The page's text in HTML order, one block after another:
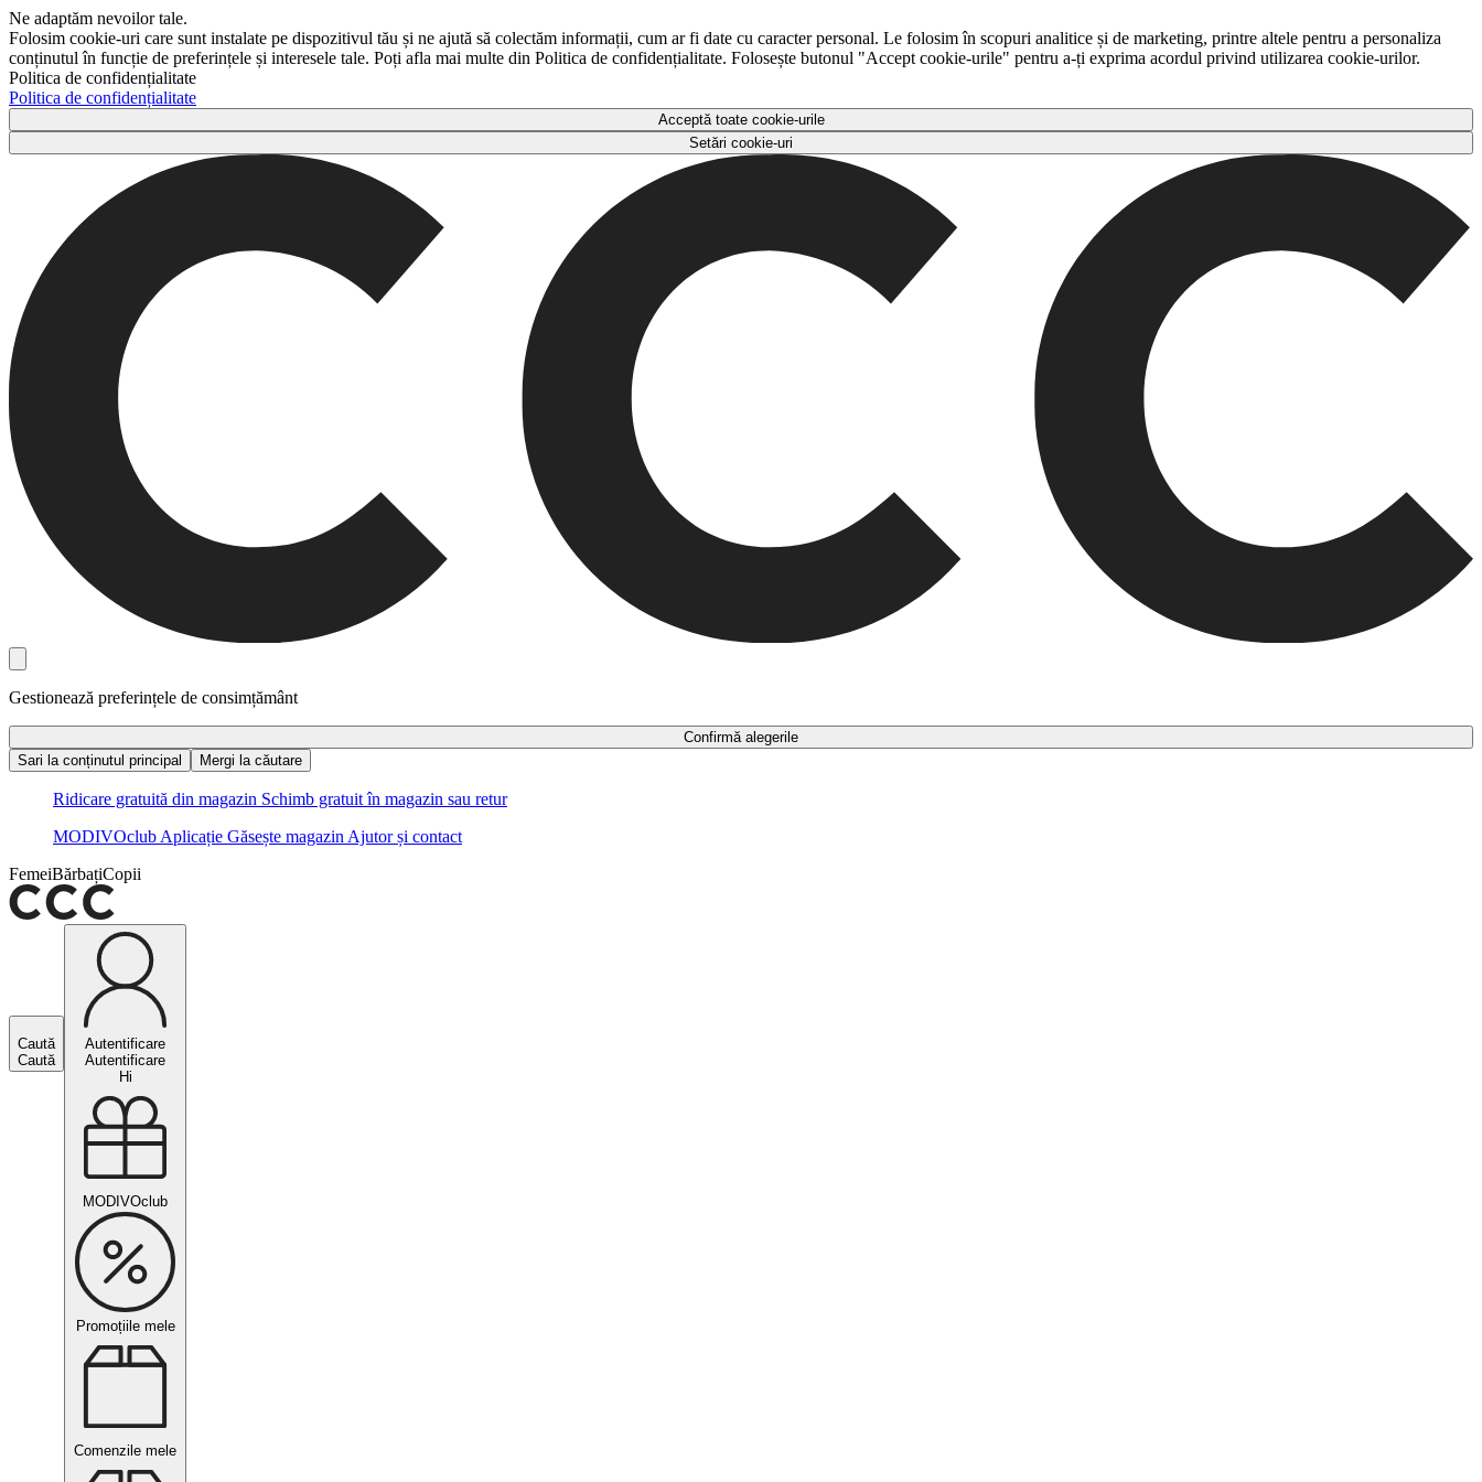
Ne adaptăm nevoilor tale.
Folosim cookie-uri care sunt instalate pe dispozitivul tău și ne ajută să colectăm informații, cum ar fi date cu caracter personal. Le folosim în scopuri analitice și de marketing, printre altele pentru a personaliza
conținutul în funcție de preferințele și interesele tale. Poți afla mai multe din Politica de confidențialitate. Folosește butonul "Accept cookie-urile" pentru a-ți exprima acordul privind utilizarea cookie-urilor.
Politica de confidențialitate
Politica de confidențialitate
Acceptă toate cookie-urile
Setări cookie-uri
Gestionează preferințele de consimțământ
Confirmă alegerile
Sari la conținutul principal
Mergi la căutare
Ridicare gratuită din magazin Schimb gratuit în magazin sau retur
MODIVOclub Aplicație Găsește magazin Ajutor și contact
FemeiBărbațiCopii
Caută
Caută
Autentificare
Autentificare
Hi
MODIVOclub
Promoțiile mele
Comenzile mele